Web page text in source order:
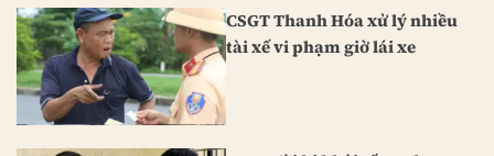
CSGT Thanh Hóa xử lý nhiều
tài xế vi phạm giờ lái xe